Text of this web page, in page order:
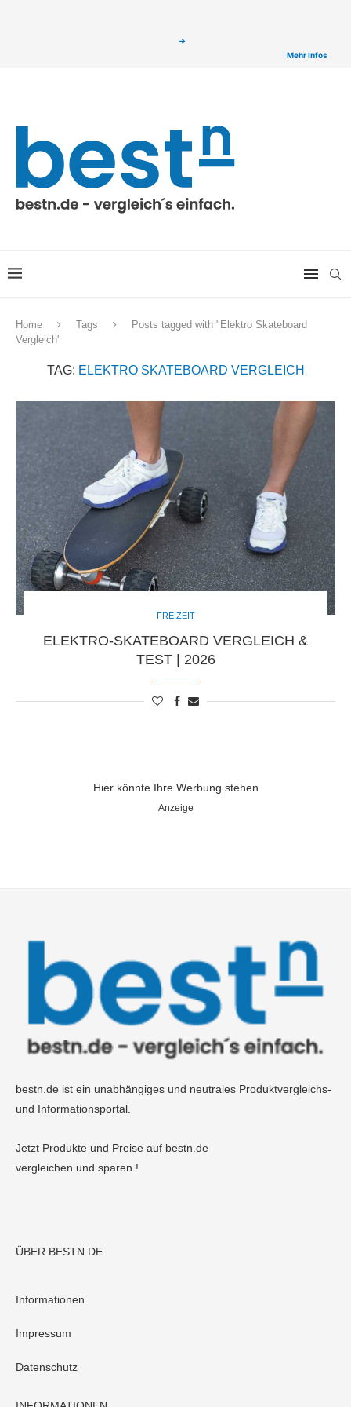
➔
Mehr Infos
Home Tags
Posts tagged with "Elektro Skateboard
Vergleich"
TAG: ELEKTRO SKATEBOARD VERGLEICH
FREIZEIT
ELEKTRO-SKATEBOARD VERGLEICH &
TEST | 2026
Hier könnte Ihre Werbung stehen
Anzeige
bestn.de ist ein unabhängiges und neutrales Produktvergleichs-
und Informationsportal.
Jetzt Produkte und Preise auf bestn.de
vergleichen und sparen !
ÜBER BESTN.DE
Informationen
Impressum
Datenschutz